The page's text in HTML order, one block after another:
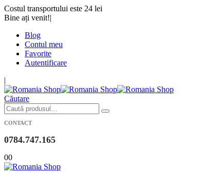
Costul transportului este 24 lei
Bine ați venit!|
Blog
Contul meu
Favorite
Autentificare
|
Căutare
CONTACT
0784.747.165
00